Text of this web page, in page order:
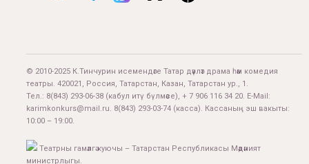
© 2010-2025 К.Тинчурин исемендәге Татар дәүләт драма һәм комедия
театры. 420021, Россия, Татарстан, Казан, Татарстан ур., 1.
Тел.: 8(843) 293-06-38 (кабул итү бүлмәсе), + 7 906 116 34 20. E-Mail:
karimkonkurs@mail.ru. 8(843) 293-03-74 (касса). Кассаның эш вакыты:
10:00 – 19:00.
Театрны гамәлгә куючы – Татарстан Республикасы Мәдәният
министрлыгы.